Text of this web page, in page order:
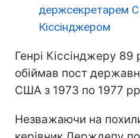
держсекретарем
Кіссінджером
Генрі Кіссінджеру 89
обіймав пост
США з 1973 по 1977
Незважаючи на